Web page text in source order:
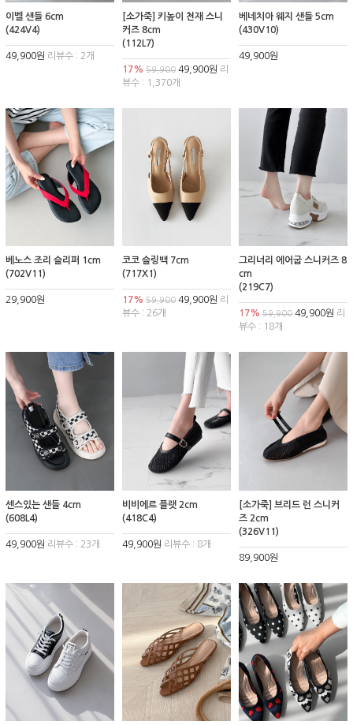
이벨 샌들 6cm
(424V4)
49,900원 리뷰수 : 2개
[소가죽] 키높이 천재 스니
커즈 8cm
(112L7)
17% 59,90049,900원 리
뷰수 : 1,370개
베네치아 웨지 샌들 5cm
(430V10)
49,900원
베노스 조리 슬리퍼 1cm
(702V11)
29,900원
코코 슬링백 7cm
(717X1)
17% 59,90049,900원 리
뷰수 : 26개
그리너리 에어굽 스니커즈 8
cm
(219C7)
17% 59,90049,900원 리
뷰수 : 18개
센스있는 샌들 4cm
(608L4)
49,900원 리뷰수 : 23개
비비에르 플랫 2cm
(418C4)
49,900원 리뷰수 : 8개
[소가죽] 브리드 런 스니커
즈 2cm
(326V11)
89,900원